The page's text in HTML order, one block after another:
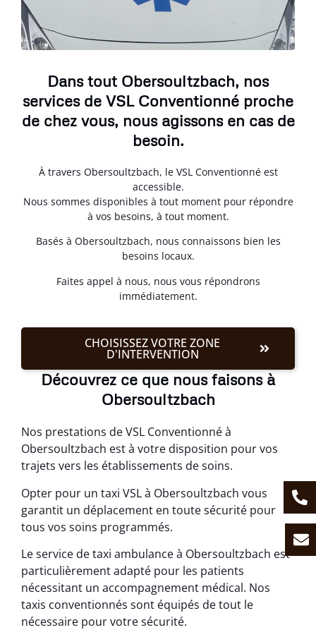
Dans tout Obersoultzbach, nos
services de VSL Conventionné proche
de chez vous, nous agissons en cas de
besoin.
À travers Obersoultzbach, le VSL Conventionné est
accessible.
Nous sommes disponibles à tout moment pour répondre
à vos besoins, à tout moment.
Basés à Obersoultzbach, nous connaissons bien les
besoins locaux.
Faites appel à nous, nous vous répondrons
immédiatement.
CHOISISSEZ VOTRE ZONE
D'INTERVENTION
Découvrez ce que nous faisons à
Obersoultzbach
Nos prestations de VSL Conventionné à
Obersoultzbach est à votre disposition pour vos
trajets vers les établissements de soins.
Opter pour un taxi VSL à Obersoultzbach vous
garantit un déplacement en toute sécurité pour
tous vos soins programmés.
Le service de taxi ambulance à Obersoultzbach est
particulièrement adapté pour les patients
nécessitant un accompagnement médical. Nos
taxis conventionnés sont équipés de tout le
nécessaire pour votre sécurité.